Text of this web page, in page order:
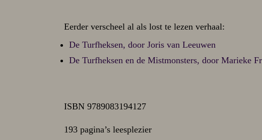
Eerder verscheel al als lost te lezen verhaal:
De Turfheksen, door Joris van Leeuwen
De Turfheksen en de Mistmonsters, door Marieke
ISBN 9789083194127
193 pagina’s leesplezier